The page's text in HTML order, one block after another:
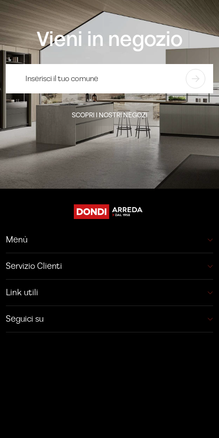
Vieni in negozio
SCOPRI I NOSTRI NEGOZI
Menù
Servizio Clienti
Link utili
Seguici su